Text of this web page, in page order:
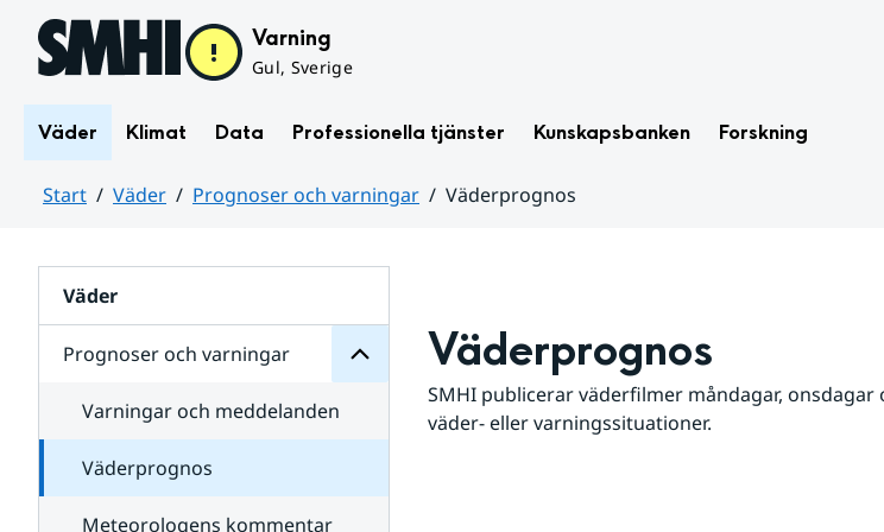
Hoppa till sidans innehåll Varning
Gul, Sverige
Väder Klimat Data Professionella tjänster Kunskapsbanken Forskning
Start Väder Prognoser och varningar
Väderprognos
Väder
Prognoser och varningar
för
varningar
Varningar och meddelanden
Väderprognos
Meteorologens kommentar
Väderprognos
SMHI publicerar väderfilmer måndagar, onsdagar
väder- eller varningssituationer.